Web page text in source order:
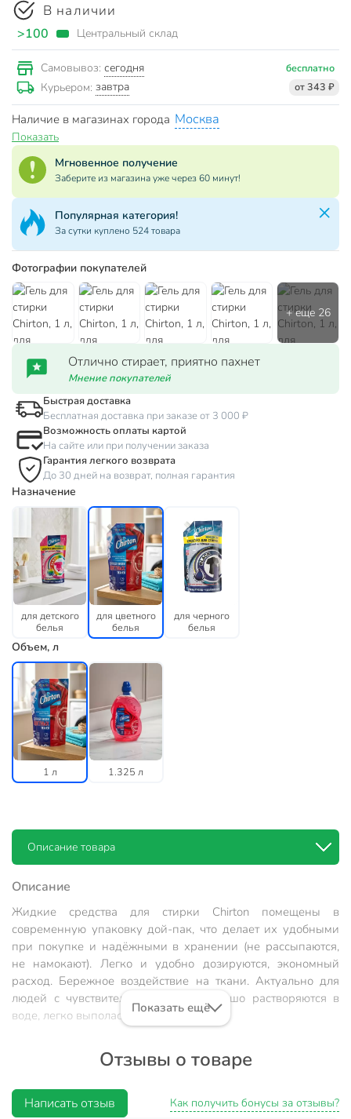
В наличии
>100 Центральный склад
Самовывоз: сегодня бесплатно
Курьером: завтра от 343 ₽
Наличие в магазинах города Москва
Показать
Мгновенное получение
Заберите из магазина уже через 60 минут!
Популярный товар!
Куплено 4 штуки за последние 24 часа
Фотографии покупателей
Отлично стирает, приятно пахнет
Мнение покупателей
Быстрая доставка
Бесплатная доставка при заказе от 3 000 ₽
Возможность оплаты картой
На сайте или при получении заказа
Гарантия легкого возврата
До 30 дней на возврат, полная гарантия
Назначение
для детского
белья
для цветного
белья
для черного
белья
Объем, л
1 л 1.325 л
Описание товара
Описание
Жидкие средства для стирки Chirton помещены в
современную упаковку дой-пак, что делает их удобными
при покупке и надёжными в хранении (не рассыпаются,
не намокают). Легко и удобно дозируются, экономный
расход. Бережное воздействие на ткани. Актуально для
людей с чувствительной кожей. Хорошо растворяются в
воде, легко выполаскиваются.
Более 30% очищенная вода; 5% и более, но менее 15%
АПАВ; менее 5% НПАВ, хлорид натрия, ароматизатор,
силикон, лимонная кислота, консервант, краситель.
Показать ещё
Отзывы о товаре
Написать отзыв Как получить бонусы за отзывы?